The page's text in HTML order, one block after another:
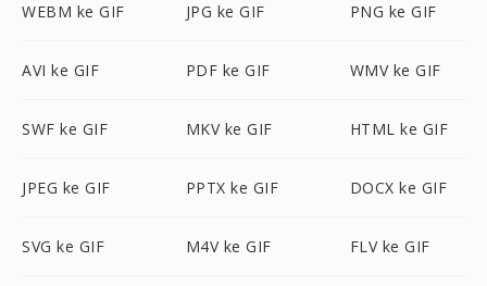
WEBM ke GIF JPG ke GIF PNG ke GIF
AVI ke GIF PDF ke GIF WMV ke GIF
SWF ke GIF MKV ke GIF HTML ke GIF
JPEG ke GIF PPTX ke GIF DOCX ke GIF
SVG ke GIF M4V ke GIF FLV ke GIF